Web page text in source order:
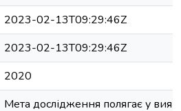
2023-02-13T09:29:46Z
2023-02-13T09:29:46Z
2020
Мета дослідження полягає у